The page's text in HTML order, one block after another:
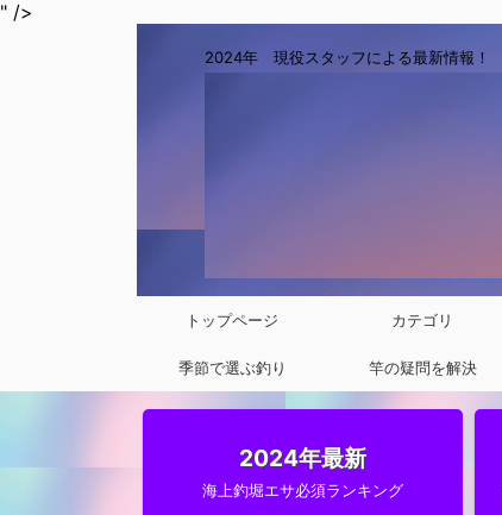
" />
2024年 現役スタッフによる最新情報！
トップページ カテゴリ
季節で選ぶ釣り 竿の疑問を解決
2024年最新
海上釣堀エサ必須ランキング